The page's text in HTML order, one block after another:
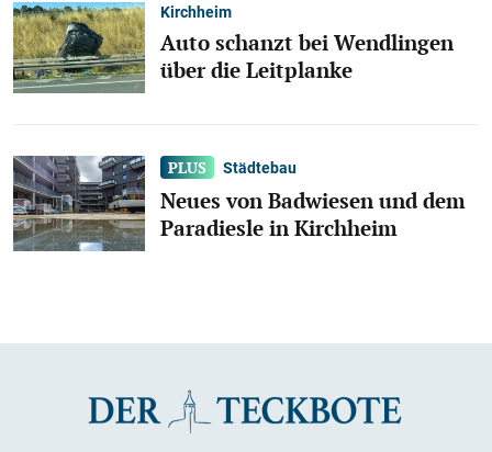
Kirchheim
Auto schanzt bei Wendlingen
über die Leitplanke
Städtebau
Neues von Badwiesen und dem
Paradiesle in Kirchheim